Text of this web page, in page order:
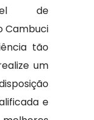
de
Cambuci
tão
um
e